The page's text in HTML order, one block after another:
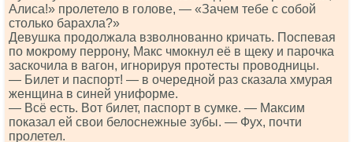
Алиса!» пролетело в голове, — «Зачем тебе с собой
столько барахла?»
Девушка продолжала взволнованно кричать. Поспевая
по мокрому перрону, Макс чмокнул её в щеку и парочка
заскочила в вагон, игнорируя протесты проводницы.
— Билет и паспорт! — в очередной раз сказала хмурая
женщина в синей униформе.
— Всё есть. Вот билет, паспорт в сумке. — Максим
показал ей свои белоснежные зубы. — Фух, почти
пролетел.